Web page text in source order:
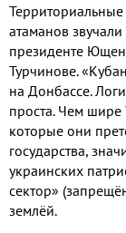
Территориальные
атаманов
президенте
Турчинове.
на Донбассе.
проста. Чем шире
которые они
государства,
украинских
сектор» (
землёй.